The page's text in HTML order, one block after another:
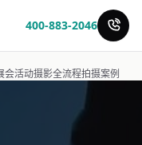
400-883-2046
会活动摄影全流程拍摄案例